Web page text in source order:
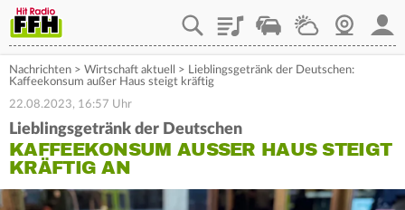
PlaylistStaupilotWetterWebcam
Nachrichten > Wirtschaft aktuell > Lieblingsgetränk der Deutschen:
Kaffeekonsum außer Haus steigt kräftig
22.08.2023, 16:57 Uhr
Lieblingsgetränk der Deutschen
KAFFEEKONSUM AUSSER HAUS STEIGT K
RÄFTIG AN